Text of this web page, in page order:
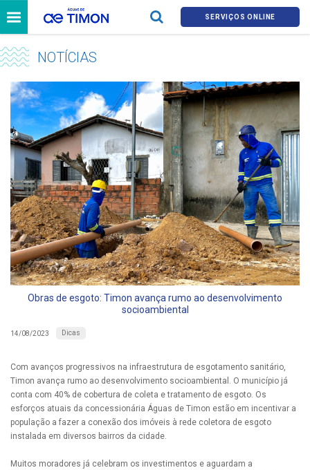
SERVIÇOS ONLINE
NOTÍCIAS
Obras de esgoto: Timon avança rumo ao desenvolvimento
socioambiental
14/08/2023 Dicas
Com avanços progressivos na infraestrutura de esgotamento sanitário,
Timon avança rumo ao desenvolvimento socioambiental. O município já
conta com 40% de cobertura de coleta e tratamento de esgoto. Os
esforços atuais da concessionária Águas de Timon estão em incentivar a
população a fazer a conexão dos imóveis à rede coletora de esgoto
instalada em diversos bairros da cidade.
Muitos moradores já celebram os investimentos e aguardam a